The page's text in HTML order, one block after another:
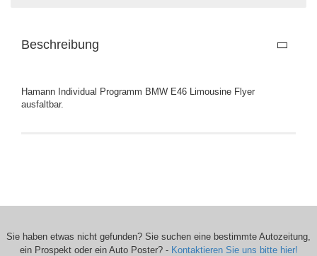
Beschreibung
Hamann Individual Programm BMW E46 Limousine Flyer
ausfaltbar.
Sie haben etwas nicht gefunden? Sie suchen eine bestimmte Autozeitung,
ein Prospekt oder ein Auto Poster? - Kontaktieren Sie uns bitte hier!